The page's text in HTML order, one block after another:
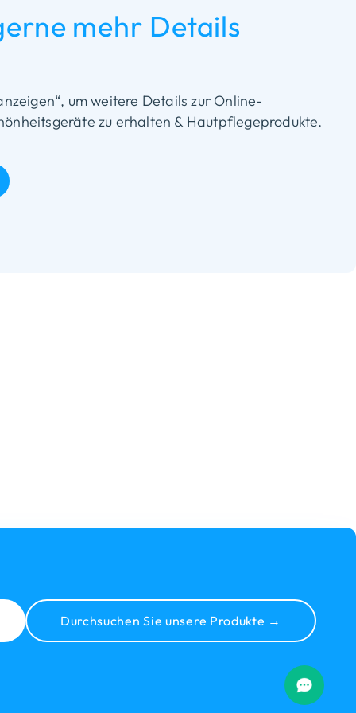
mehr Details
um weitere Details zur Online-
zu erhalten & Hautpflegeprodukte.
Durchsuchen Sie unsere Produkte →